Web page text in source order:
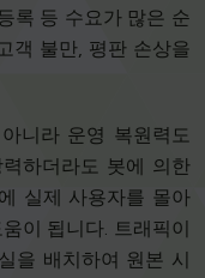
록 등 수요가 많은 순
객 불만, 평판 손상을
니라 운영 복원력도
하더라도 봇에 의한
실제 사용자를 몰아
이 됩니다. 트래픽이
을 배치하여 원본 시